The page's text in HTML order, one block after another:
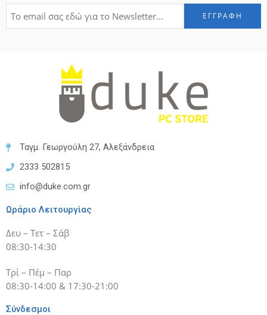
Ταγμ. Γεωργούλη 27, Αλεξάνδρεια
2333 502815
info@duke.com.gr
Ωράριο Λειτουργίας
Δευ – Τετ – Σάβ
08:30-14:30
Τρί – Πέμ – Παρ
08:30-14:00 & 17:30-21:00
Σύνδεσμοι